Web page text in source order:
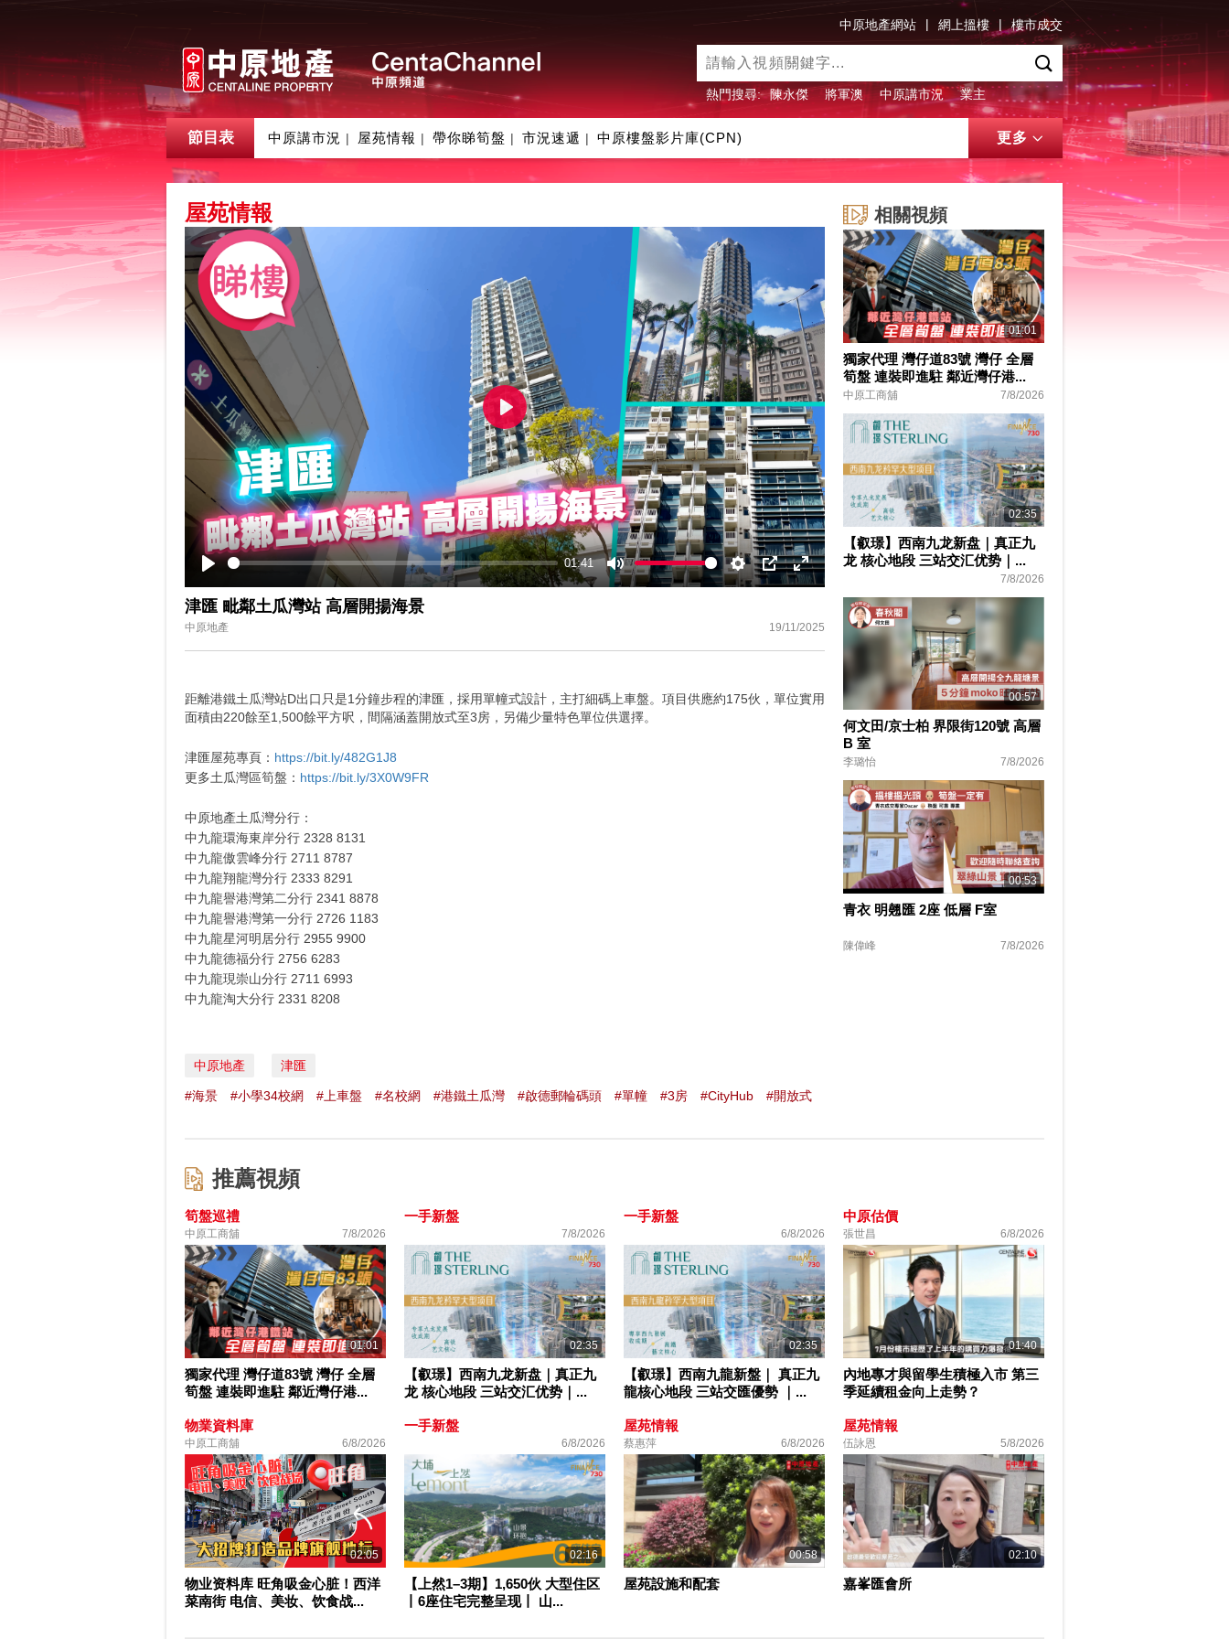
中原地產網站 | 網上搵樓 | 樓市成交
熱門搜尋: 陳永傑 將軍澳 中原講市況 業主
節目表 中原講市況 | 屋苑情報 | 帶你睇筍盤 | 市況速遞 | 中原樓盤影片庫(CPN) 更多
屋苑情報
01:41
Mute Settings
PIP
Enter
fullscreen
Play
津匯 毗鄰土瓜灣站 高層開揚海景
中原地產 19/11/2025
距離港鐵土瓜灣站D出口只是1分鐘步程的津匯，採用單幢式設計，主打細碼上車盤。項目供應約175伙，單位實用
面積由220餘至1,500餘平方呎，間隔涵蓋開放式至3房，另備少量特色單位供選擇。
津匯屋苑專頁： https://bit.ly/482G1J8
更多土瓜灣區筍盤： https://bit.ly/3X0W9FR
中原地產土瓜灣分行：
中九龍環海東岸分行 2328 8131
中九龍傲雲峰分行 2711 8787
中九龍翔龍灣分行 2333 8291
中九龍譽港灣第二分行 2341 8878
中九龍譽港灣第一分行 2726 1183
中九龍星河明居分行 2955 9900
中九龍德福分行 2756 6283
中九龍現崇山分行 2711 6993
中九龍淘大分行 2331 8208
中原地產 津匯
#海景 #小學34校網 #上車盤 #名校網 #港鐵土瓜灣 #啟德郵輪碼頭 #單幢 #3房 #CityHub #開放式
相關視頻
01:01
獨家代理 灣仔道83號 灣仔 全層
筍盤 連裝即進駐 鄰近灣仔港...
中原工商舖 7/8/2026
02:35
【叡璟】西南九龙新盘｜真正九
龙 核心地段 三站交汇优势｜...
7/8/2026
00:57
何文田/京士柏 界限街120號 高層
B 室
李璐怡 7/8/2026
00:53
青衣 明翹匯 2座 低層 F室
陳偉峰 7/8/2026
推薦視頻
筍盤巡禮
中原工商舖 7/8/2026
01:01
獨家代理 灣仔道83號 灣仔 全層
筍盤 連裝即進駐 鄰近灣仔港...
一手新盤
7/8/2026
02:35
【叡璟】西南九龙新盘｜真正九
龙 核心地段 三站交汇优势｜...
一手新盤
6/8/2026
02:35
【叡璟】西南九龍新盤｜ 真正九
龍核心地段 三站交匯優勢 ｜...
中原估價
張世昌 6/8/2026
01:40
內地專才與留學生積極入市 第三
季延續租金向上走勢？
物業資料庫
中原工商舖 6/8/2026
02:05
物业资料库 旺角吸金心脏！西洋
菜南街 电信、美妆、饮食战...
一手新盤
6/8/2026
02:16
【上然1–3期】1,650伙 大型住区
丨6座住宅完整呈现丨 山...
屋苑情報
蔡惠萍 6/8/2026
00:58
屋苑設施和配套
屋苑情報
伍詠恩 5/8/2026
02:10
嘉峯匯會所